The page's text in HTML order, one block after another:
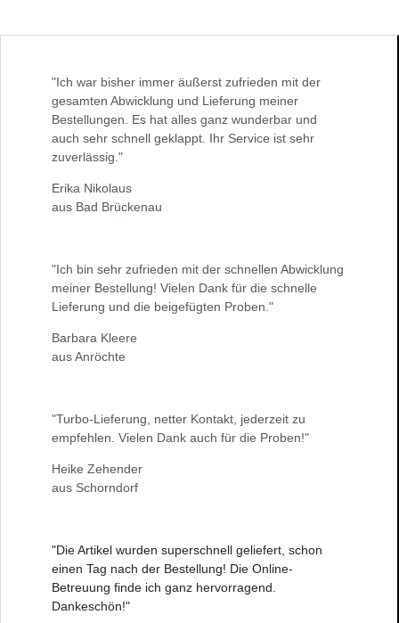
"Ich war bisher immer äußerst zufrieden mit der
gesamten Abwicklung und Lieferung meiner
Bestellungen. Es hat alles ganz wunderbar und
auch sehr schnell geklappt. Ihr Service ist sehr
zuverlässig."
Erika Nikolaus
aus Bad Brückenau
"Ich bin sehr zufrieden mit der schnellen Abwicklung
meiner Bestellung! Vielen Dank für die schnelle
Lieferung und die beigefügten Proben."
Barbara Kleere
aus Anröchte
"Turbo-Lieferung, netter Kontakt, jederzeit zu
empfehlen. Vielen Dank auch für die Proben!"
Heike Zehender
aus Schorndorf
"Die Artikel wurden superschnell geliefert, schon
einen Tag nach der Bestellung! Die Online-
Betreuung finde ich ganz hervorragend.
Dankeschön!"